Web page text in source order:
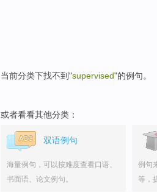
当前分类下找不到"supervised"的例句。
或者看看其他分类：
双语例句
海量例句，可以按难度查看口语、
书面语、论文例句。
例句
等，